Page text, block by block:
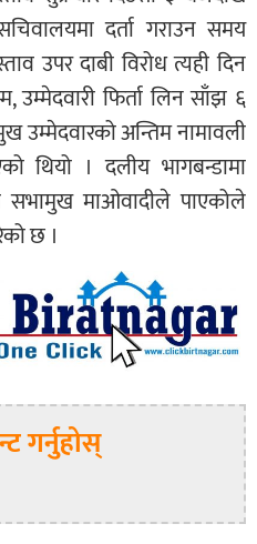
दर्ता गराउन समय
उपर दाबी विरोध त्यही दिन
फिर्ता लिन साँझ ६
अन्तिम नामावली
थियो । दलीय भागबन्डामा
माओवादीले पाएकोले
छ ।
गर्नुहोस्